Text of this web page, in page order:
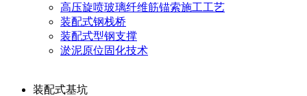
高压旋喷玻璃纤维筋锚索施工工艺
装配式钢栈桥
装配式型钢支撑
淤泥原位固化技术
装配式基坑